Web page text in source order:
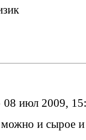
08 июл 2009,
и сырое и